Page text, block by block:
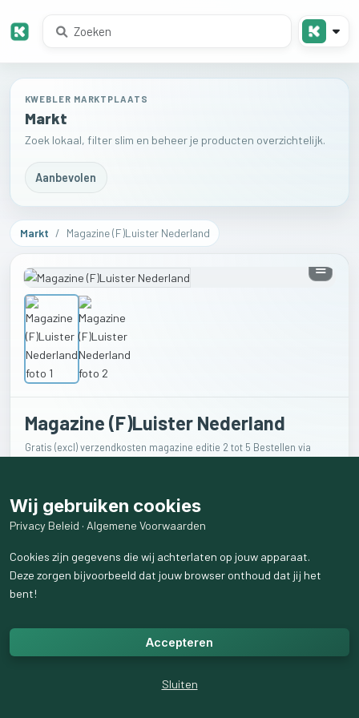
KWEBLER MARKTPLAATS
Markt
Zoek lokaal, filter slim en beheer je producten overzichtelijk.
Aanbevolen
Markt / Magazine (F)Luister Nederland
Magazine (F)Luister Nederland
Gratis (excl) verzendkosten magazine editie 2 tot 5 Bestellen via
€0
Verkoper
Wij gebruiken cookies
Privacy Beleid · Algemene Voorwaarden
Cookies zijn gegevens die wij achterlaten op jouw apparaat.
Deze zorgen bijvoorbeeld dat jouw browser onthoud dat jij het
bent!
Accepteren
Sluiten